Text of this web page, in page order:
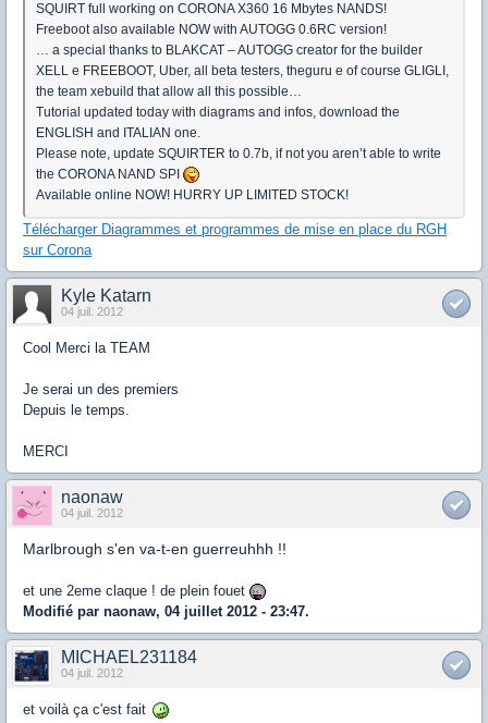
SQUIRT full working on CORONA X360 16 Mbytes NANDS!
Freeboot also available NOW with AUTOGG 0.6RC version!
… a special thanks to BLAKCAT – AUTOGG creator for the builder
XELL e FREEBOOT, Uber, all beta testers, theguru e of course GLIGLI,
the team xebuild that allow all this possible…
Tutorial updated today with diagrams and infos, download the
ENGLISH and ITALIAN one.
Please note, update SQUIRTER to 0.7b, if not you aren’t able to write
the CORONA NAND SPI
Available online NOW! HURRY UP LIMITED STOCK!
Télécharger Diagrammes et programmes de mise en place du RGH
sur Corona
Kyle Katarn
04 juil. 2012
Cool Merci la TEAM
Je serai un des premiers
Depuis le temps.
MERCI
naonaw
04 juil. 2012
Marlbrough s'en va-t-en guerreuhhh !!
et une 2eme claque ! de plein fouet
Modifié par naonaw, 04 juillet 2012 - 23:47.
MICHAEL231184
04 juil. 2012
et voilà ça c'est fait